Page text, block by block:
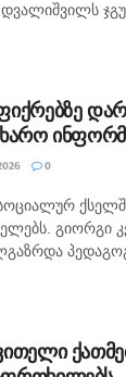
დვალიშვილს
0
გიორგი